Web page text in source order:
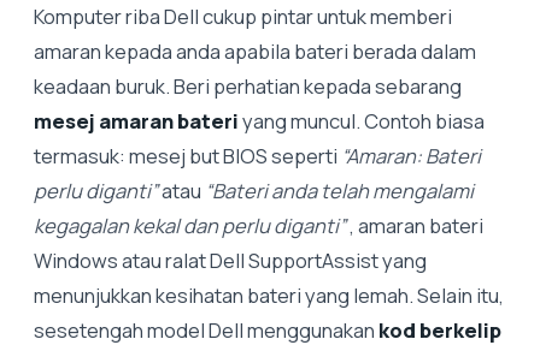
Komputer riba Dell cukup pintar untuk memberi
amaran kepada anda apabila bateri berada dalam
keadaan buruk. Beri perhatian kepada sebarang
mesej amaran bateriyang muncul. Contoh biasa
termasuk: mesej but BIOS seperti “Amaran: Bateri
perlu diganti”atau “Bateri anda telah mengalami
kegagalan kekal dan perlu diganti”, amaran bateri
Windows atau ralat Dell SupportAssist yang
menunjukkan kesihatan bateri yang lemah. Selain itu,
sesetengah model Dell menggunakan kod berkelip